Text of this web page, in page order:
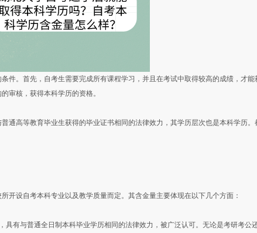
。首先，自考生需要完成所有课程学习，并且在考试中取得较高的成绩，才能
审核，获得本科学历的资格。
高等教育毕业生获得的毕业证书相同的法律效力，其学历层次也是本科学历。
设自考本科专业以及教学质量而定。其含金量主要体现在以下几个方面：
有与普通全日制本科毕业学历相同的法律效力，被广泛认可。无论是考研考公